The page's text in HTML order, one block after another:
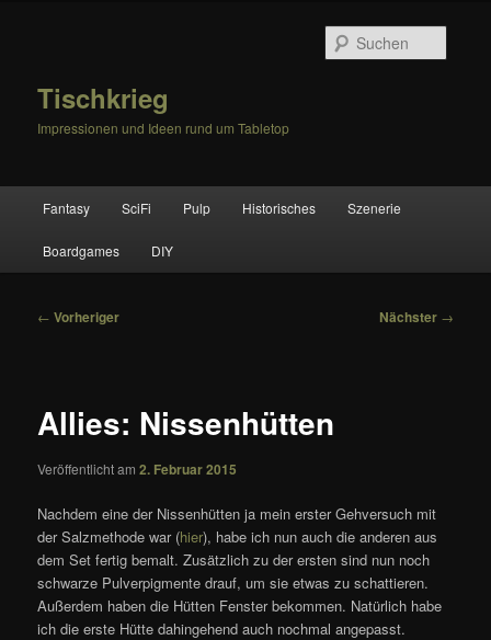
Tischkrieg
Impressionen und Ideen rund um Tabletop
Fantasy SciFi Pulp Historisches Szenerie
Boardgames DIY
Beitragsnavigation
← Vorheriger Nächster →
Allies: Nissenhütten
Veröffentlicht am2. Februar 2015
Nachdem eine der Nissenhütten ja mein erster Gehversuch mit
der Salzmethode war (hier), habe ich nun auch die anderen aus
dem Set fertig bemalt. Zusätzlich zu der ersten sind nun noch
schwarze Pulverpigmente drauf, um sie etwas zu schattieren.
Außerdem haben die Hütten Fenster bekommen. Natürlich habe
ich die erste Hütte dahingehend auch nochmal angepasst.